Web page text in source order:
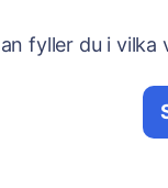
fyller du i vilka